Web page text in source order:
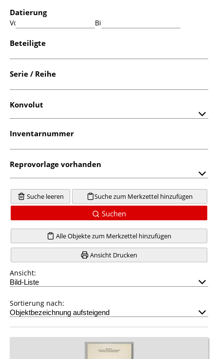
Datierung
Von: Bis:
Beteiligte
Serie / Reihe
Konvolut
Inventarnummer
Reprovorlage vorhanden
Suche leeren Suche zum Merkzettel hinzufügen
Suchen
Alle Objekte zum Merkzettel hinzufügen
Ansicht Drucken
Ansicht:
Sortierung nach: